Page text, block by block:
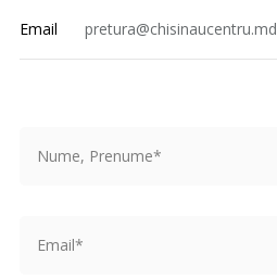
Email
pretura@chisinaucentru.md